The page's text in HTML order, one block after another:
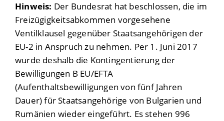
Hinweis: Der Bundesrat hat beschlossen, die im
Freizügigkeitsabkommen vorgesehene
Ventilklausel gegenüber Staatsangehörigen der
EU-2 in Anspruch zu nehmen. Per 1. Juni 2017
wurde deshalb die Kontingentierung der
Bewilligungen B EU/EFTA
(Aufenthaltsbewilligungen von fünf Jahren
Dauer) für Staatsangehörige von Bulgarien und
Rumänien wieder eingeführt. Es stehen 996